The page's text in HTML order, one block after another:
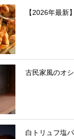
【2026年最新
古民家風のオ
白トリュフ塩